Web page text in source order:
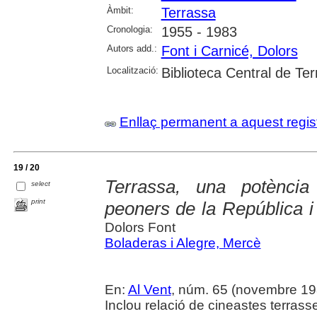
Àmbit: Terrassa
Cronologia: 1955 - 1983
Autors add.: Font i Carnicé, Dolors
Localització: Biblioteca Central de
Enllaç permanent a aquest
19 / 20
select
print
Terrassa, una
peoners de la República
Dolors Font
Boladeras i Alegre, Mercè
En: Al Vent, núm. 65 (novembre
Inclou relació de cineastes